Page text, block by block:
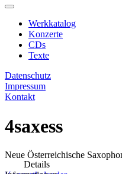
Werkkatalog
Konzerte
CDs
Texte
Datenschutz
Impressum
Kontakt
4saxess
Neue Österreichische
Details